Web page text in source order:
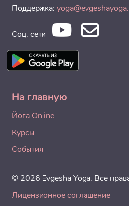
Поддержка:
Соц. сети
На главную
Йога Online
Курсы
События
© 2026 Evgesha Yoga. Все
Лицензионное соглашение